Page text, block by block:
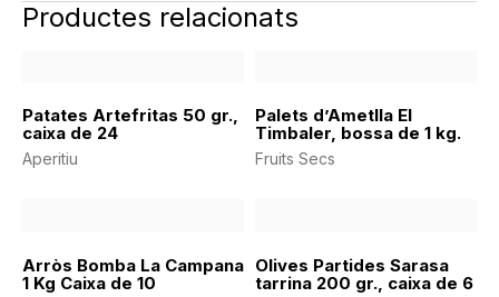
Productes relacionats
Patates Artefritas 50 gr.,
caixa de 24
Aperitiu
Palets d’Ametlla El
Timbaler, bossa de 1 kg.
Fruits Secs
Arròs Bomba La Campana
1 Kg Caixa de 10
Olives Partides Sarasa
tarrina 200 gr., caixa de 6